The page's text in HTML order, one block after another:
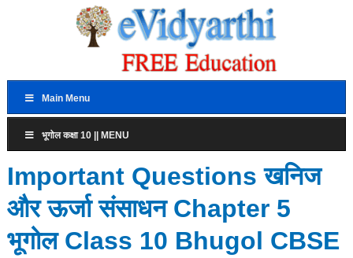
Main Menu
भूगोल कक्षा 10 || MENU
Important Questions खनिज
और ऊर्जा संसाधन Chapter 5
भूगोल Class 10 Bhugol CBSE